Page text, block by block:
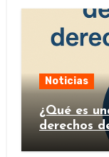
Noticias
¿Qué es
derechos